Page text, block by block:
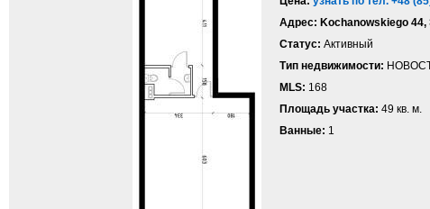
Адрес: Kochanowskiego
Статус: Активный
Тип недвижимости:
MLS: 168
Площадь участка: 49 кв. м.
Ванные: 1